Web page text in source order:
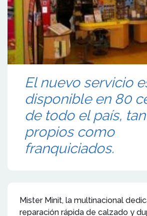
El nuevo servicio
disponible en 80
de todo el país,
propios como
franquiciados.
Mister Minit, la multinacional
reparación rápida de calzado y